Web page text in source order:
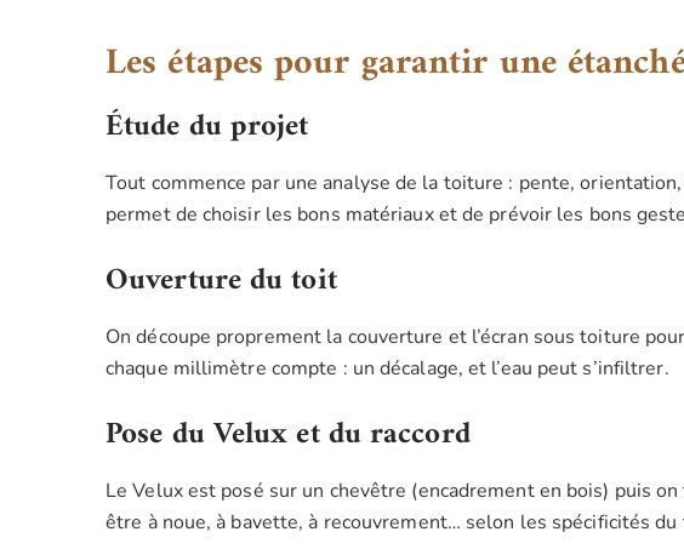
Les étapes pour garantir une
Étude du projet
Tout commence par une analyse de la toiture : pente,
permet de choisir les bons matériaux et de prévoir les bons
Ouverture du toit
On découpe proprement la couverture et l’écran sous toiture
chaque millimètre compte : un décalage, et l’eau peut s’infiltrer.
Pose du Velux et du raccord
Le Velux est posé sur un chevêtre (encadrement en bois) puis
être à noue, à bavette, à recouvrement… selon les spécificités du